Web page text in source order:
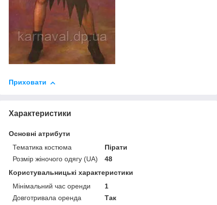
Приховати
Характеристики
Основні атрибути
Тематика костюма
Пірати
Розмір жіночого одягу (UA)
48
Користувальницькі характеристики
Мінімальний час оренди
1
Довготривала оренда
Так